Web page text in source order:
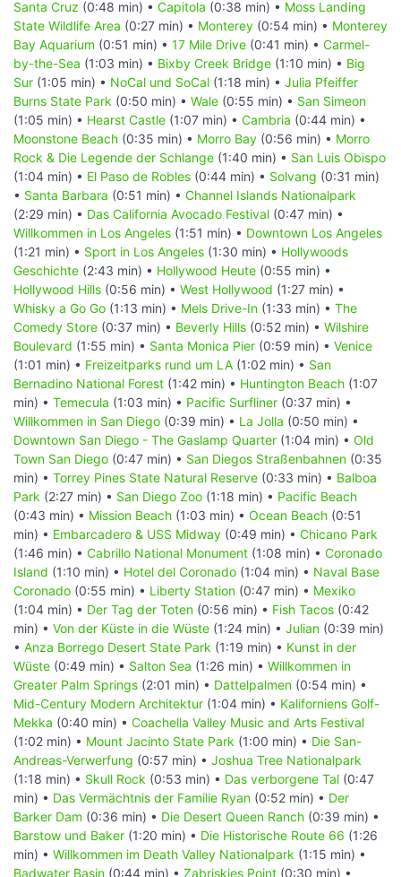
Santa Cruz (0:48 min) • Capitola (0:38 min) • Moss Landing
State Wildlife Area (0:27 min) • Monterey (0:54 min) • Monterey
Bay Aquarium (0:51 min) • 17 Mile Drive (0:41 min) • Carmel-
by-the-Sea (1:03 min) • Bixby Creek Bridge (1:10 min) • Big
Sur (1:05 min) • NoCal und SoCal (1:18 min) • Julia Pfeiffer
Burns State Park (0:50 min) • Wale (0:55 min) • San Simeon
(1:05 min) • Hearst Castle (1:07 min) • Cambria (0:44 min) •
Moonstone Beach (0:35 min) • Morro Bay (0:56 min) • Morro
Rock & Die Legende der Schlange (1:40 min) • San Luis Obispo
(1:04 min) • El Paso de Robles (0:44 min) • Solvang (0:31 min)
• Santa Barbara (0:51 min) • Channel Islands Nationalpark
(2:29 min) • Das California Avocado Festival (0:47 min) •
Willkommen in Los Angeles (1:51 min) • Downtown Los Angeles
(1:21 min) • Sport in Los Angeles (1:30 min) • Hollywoods
Geschichte (2:43 min) • Hollywood Heute (0:55 min) •
Hollywood Hills (0:56 min) • West Hollywood (1:27 min) •
Whisky a Go Go (1:13 min) • Mels Drive-In (1:33 min) • The
Comedy Store (0:37 min) • Beverly Hills (0:52 min) • Wilshire
Boulevard (1:55 min) • Santa Monica Pier (0:59 min) • Venice
(1:01 min) • Freizeitparks rund um LA (1:02 min) • San
Bernadino National Forest (1:42 min) • Huntington Beach (1:07
min) • Temecula (1:03 min) • Pacific Surfliner (0:37 min) •
Willkommen in San Diego (0:39 min) • La Jolla (0:50 min) •
Downtown San Diego - The Gaslamp Quarter (1:04 min) • Old
Town San Diego (0:47 min) • San Diegos Straßenbahnen (0:35
min) • Torrey Pines State Natural Reserve (0:33 min) • Balboa
Park (2:27 min) • San Diego Zoo (1:18 min) • Pacific Beach
(0:43 min) • Mission Beach (1:03 min) • Ocean Beach (0:51
min) • Embarcadero & USS Midway (0:49 min) • Chicano Park
(1:46 min) • Cabrillo National Monument (1:08 min) • Coronado
Island (1:10 min) • Hotel del Coronado (1:04 min) • Naval Base
Coronado (0:55 min) • Liberty Station (0:47 min) • Mexiko
(1:04 min) • Der Tag der Toten (0:56 min) • Fish Tacos (0:42
min) • Von der Küste in die Wüste (1:24 min) • Julian (0:39 min)
• Anza Borrego Desert State Park (1:19 min) • Kunst in der
Wüste (0:49 min) • Salton Sea (1:26 min) • Willkommen in
Greater Palm Springs (2:01 min) • Dattelpalmen (0:54 min) •
Mid-Century Modern Architektur (1:04 min) • Kaliforniens Golf-
Mekka (0:40 min) • Coachella Valley Music and Arts Festival
(1:02 min) • Mount Jacinto State Park (1:00 min) • Die San-
Andreas-Verwerfung (0:57 min) • Joshua Tree Nationalpark
(1:18 min) • Skull Rock (0:53 min) • Das verborgene Tal (0:47
min) • Das Vermächtnis der Familie Ryan (0:52 min) • Der
Barker Dam (0:36 min) • Die Desert Queen Ranch (0:39 min) •
Barstow und Baker (1:20 min) • Die Historische Route 66 (1:26
min) • Willkommen im Death Valley Nationalpark (1:15 min) •
Badwater Basin (0:44 min) • Zabriskies Point (0:30 min) •